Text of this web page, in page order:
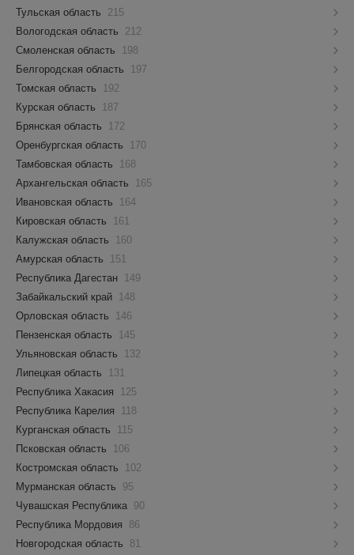
Тульская область
215
Вологодская область
212
Смоленская область
198
Белгородская область
197
Томская область
192
Курская область
187
Брянская область
172
Оренбургская область
170
Тамбовская область
168
Архангельская область
165
Ивановская область
164
Кировская область
161
Калужская область
160
Амурская область
151
Республика Дагестан
149
Забайкальский край
148
Орловская область
146
Пензенская область
145
Ульяновская область
132
Липецкая область
131
Республика Хакасия
125
Республика Карелия
118
Курганская область
115
Псковская область
106
Костромская область
102
Мурманская область
95
Чувашская Республика 90
Республика Мордовия
86
Новгородская область
81